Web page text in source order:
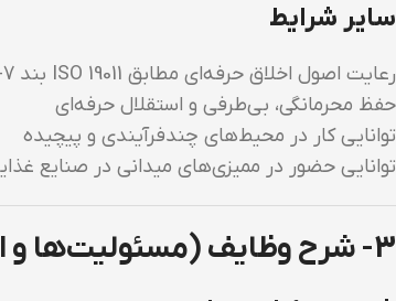
سایر شرایط
رعایت اصول اخلاق حرفه‌ای مطابق ISO 19011 بند 7-2-2
حفظ محرمانگی، بی‌طرفی و استقلال حرفه‌ای
توانایی کار در محیط‌های چندفرآیندی و پیچیده
توانایی حضور در ممیزی‌های میدانی در صنایع
3- شرح وظایف (مسئولیت‌ها و اختیارات)